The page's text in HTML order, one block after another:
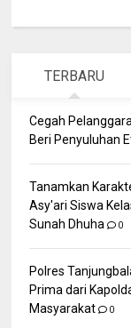
TERBARU
Cegah
Beri Penyuluhan
Tanamkan
Asy'ari Siswa
Sunah Dhuha
0
Polres
Prima dari
Masyarakat
0